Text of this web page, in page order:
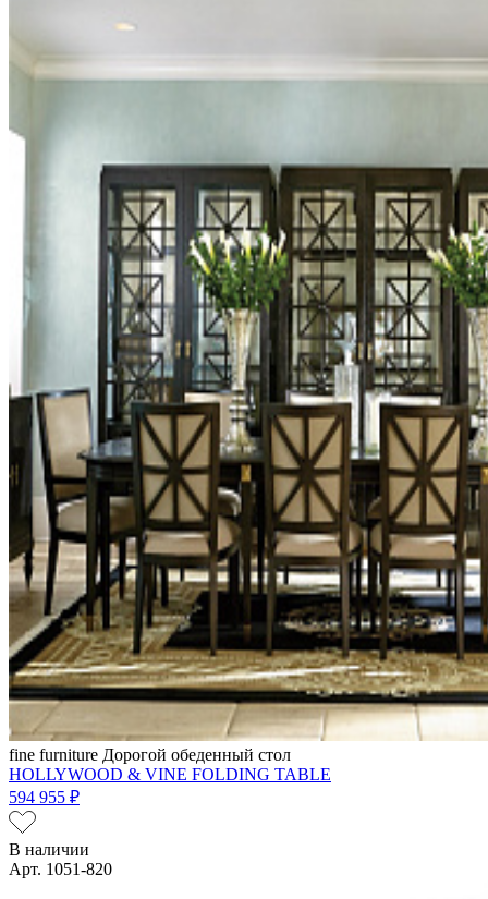
fine furniture Дорогой обеденный стол
HOLLYWOOD & VINE FOLDING TABLE
594 955 ₽
В наличии
Арт. 1051-820